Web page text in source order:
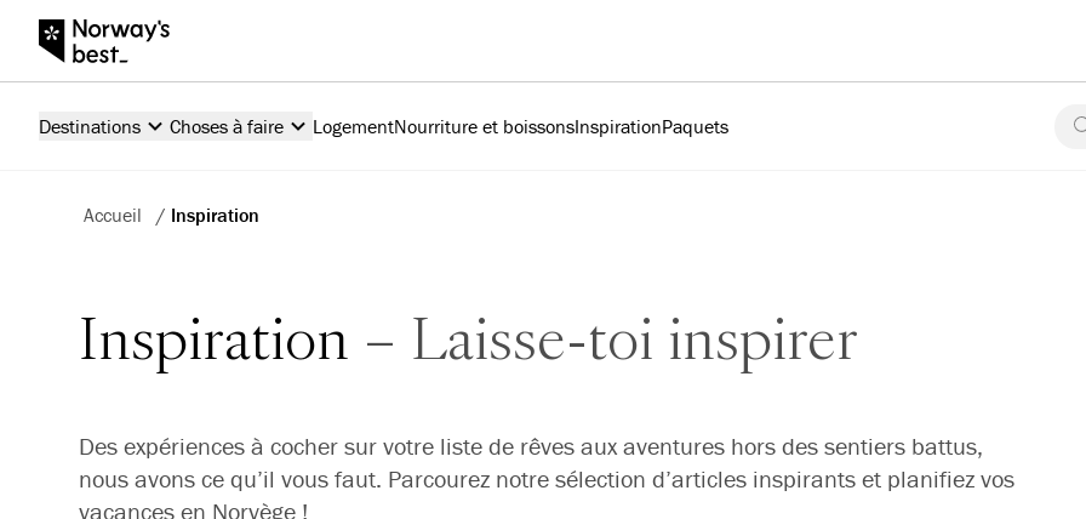
Destinations Choses à faire LogementNourriture et boissonsInspirationPaquets
Accueil / Inspiration
Inspiration Laisse-toi inspirer
Des expériences à cocher sur votre liste de rêves aux aventures hors des sentiers battus,
nous avons ce qu’il vous faut. Parcourez notre sélection d’articles inspirants et planifiez vos
vacances en Norvège !